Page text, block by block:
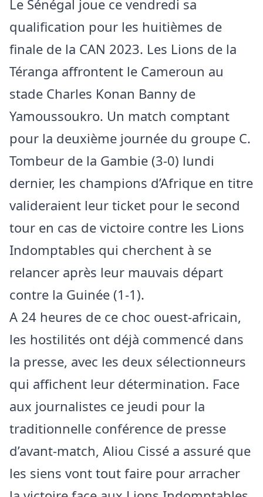
Le Sénégal joue ce vendredi sa
qualification pour les huitièmes de
finale de la CAN 2023. Les Lions de la
Téranga affrontent le Cameroun au
stade Charles Konan Banny de
Yamoussoukro. Un match comptant
pour la deuxième journée du groupe C.
Tombeur de la Gambie (3-0) lundi
dernier, les champions d’Afrique en titre
valideraient leur ticket pour le second
tour en cas de victoire contre les Lions
Indomptables qui cherchent à se
relancer après leur mauvais départ
contre la Guinée (1-1).
A 24 heures de ce choc ouest-africain,
les hostilités ont déjà commencé dans
la presse, avec les deux sélectionneurs
qui affichent leur détermination. Face
aux journalistes ce jeudi pour la
traditionnelle conférence de presse
d’avant-match, Aliou Cissé a assuré que
les siens vont tout faire pour arracher